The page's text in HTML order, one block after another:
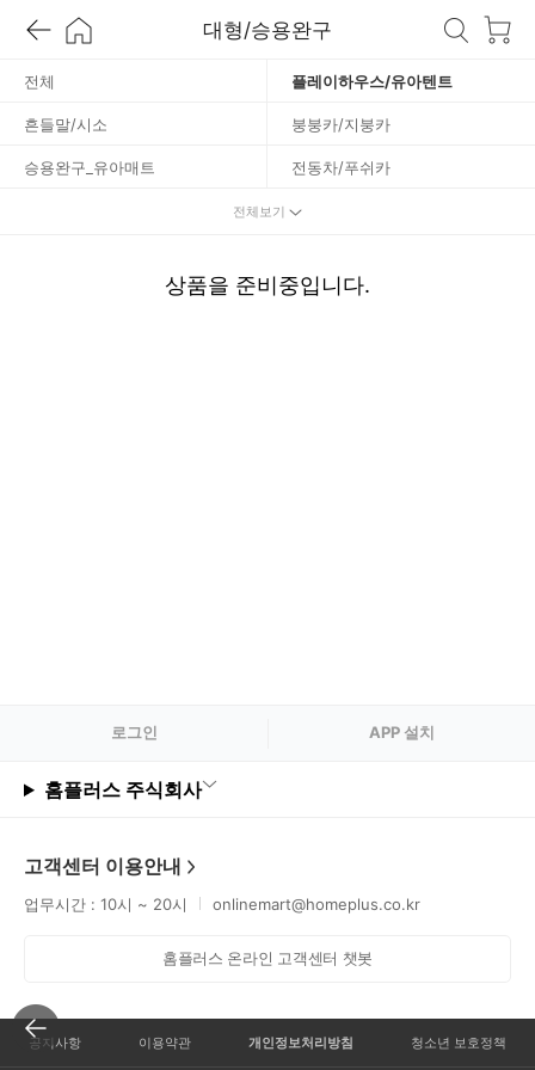
대형/승용완구
/전체 플레이하우스/유아텐트
흔들말/시소 붕붕카/지붕카
승용완구_유아매트 전동차/푸쉬카
유아자전거/유모차
전체보기
상품을 준비중입니다.
로그인 APP 설치
홈플러스 주식회사
고객센터 이용안내
업무시간 : 10시 ~ 20시 onlinemart@homeplus.co.kr
홈플러스 온라인 고객센터 챗봇
공지사항 이용약관 개인정보처리방침 청소년 보호정책